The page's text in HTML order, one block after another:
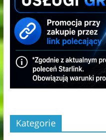
Kategorie